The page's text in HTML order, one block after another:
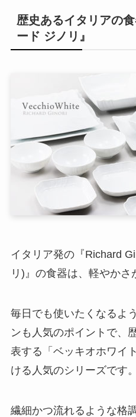
歴史あるイタリアの
ード ジノリ』
イタリア発の『Richard
リ)』の食器は、軽やかさ
毎日でも使いたくなるよ
ンも人気のポイントで、
表する「ベッキオホワイ
ける人気のシリーズです。
繊細かつ流れるような格